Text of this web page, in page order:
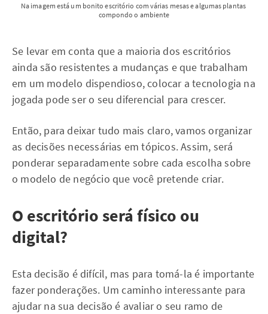
Na imagem está um bonito escritório com várias mesas e algumas plantas
compondo o ambiente
Se levar em conta que a maioria dos escritórios
ainda são resistentes a mudanças e que trabalham
em um modelo dispendioso, colocar a tecnologia na
jogada pode ser o seu diferencial para crescer.
Então, para deixar tudo mais claro, vamos organizar
as decisões necessárias em tópicos. Assim, será
ponderar separadamente sobre cada escolha sobre
o modelo de negócio que você pretende criar.
O escritório será físico ou
digital?
Esta decisão é difícil, mas para tomá-la é importante
fazer ponderações. Um caminho interessante para
ajudar na sua decisão é avaliar o seu ramo de